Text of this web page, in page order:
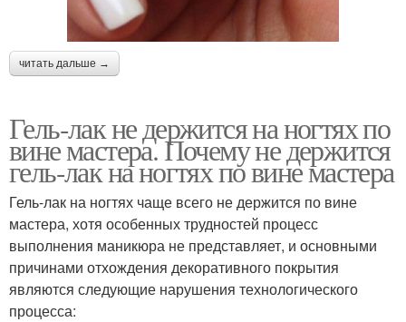
читать дальше →
Гель-лак не держится на ногтях по
вине мастера. Почему не держится
гель-лак на ногтях по вине мастера
Гель-лак на ногтях чаще всего не держится по вине
мастера, хотя особенных трудностей процесс
выполнения маникюра не представляет, и основными
причинами отхождения декоративного покрытия
являются следующие нарушения технологического
процесса: